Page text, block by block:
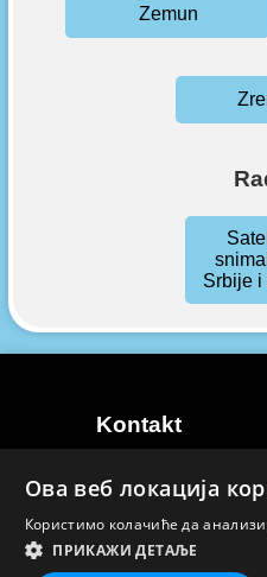
Zemun
Srbije i
Kontakt
© 2026 Natakanj
Ова веб локација
Користимо колачиће да
ПРИКАЖИ ДЕТАЉЕ